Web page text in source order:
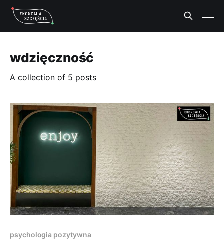
wdzięczność
A collection of 5 posts
psychologia pozytywna